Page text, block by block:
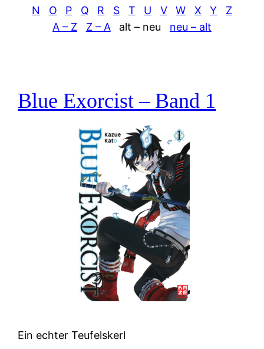
N
O P Q R S T U V W X Y
Z
A – Z
Z – A alt – neu neu – alt
Blue Exorcist – Band 1
Ein echter Teufelskerl